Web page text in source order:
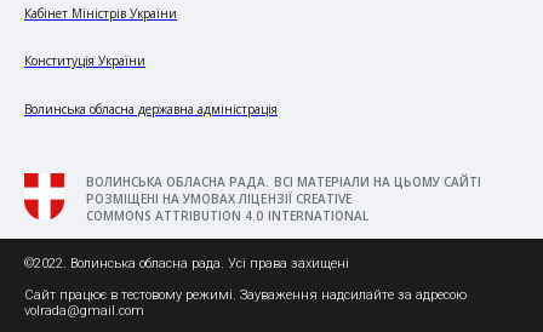
Кабінет Міністрів України
Конституція України
Волинська обласна державна адміністрація
ВОЛИНСЬКА ОБЛАСНА РАДА. ВСІ МАТЕРІАЛИ НА ЦЬОМУ САЙТІ
РОЗМІЩЕНІ НА УМОВАХ ЛІЦЕНЗІЇ CREATIVE
COMMONS ATTRIBUTION 4.0 INTERNATIONAL
©2022. Волинська обласна рада. Усі права захищені
Сайт працює в тестовому режимі. Зауваження надсилайте за адресою
volrada@gmail.com